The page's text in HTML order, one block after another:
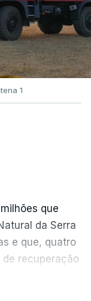
1
que
da Serra
e que, quatro
de recuperação